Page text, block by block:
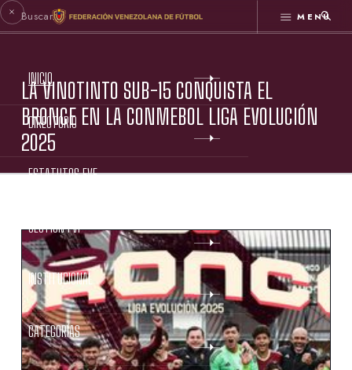
MENÚ
INICIO
DIRECTORIO
ESTATUTOS FVF
GESTIÓN FVF
INSTITUCIONAL
CATEGORÍAS
LA VINOTINTO SUB-15 CONQUISTA EL
BRONCE EN LA CONMEBOL LIGA EVOLUCIÓN
2025